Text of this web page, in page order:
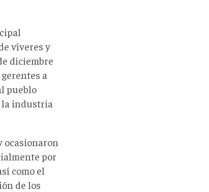
víveres y
diciembre
a
pueblo
la industria
ocasionaron
por
como el
de los